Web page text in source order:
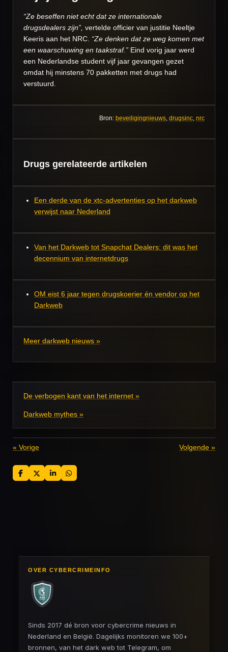
“Ze beseffen niet echt dat ze internationale
drugsdealers zijn”, vertelde officier van justitie Neeltje
Keeris aan het NRC. “Ze denken dat ze weg komen met
een waarschuwing en taakstraf.” Eind vorig jaar werd
een Nederlandse student vijf jaar gevangen gezet
omdat hij minstens 70 pakketten met drugs had
verstuurd.
Bron: beveiligingnieuws drugsinc nrc
Drugs gerelateerde artikelen
Een derde van de xtc-advertenties op het darkweb
verwijst naar Nederland
Van het Darkweb tot Snapchat Dealers: dit was het
decennium van internetdrugs
OM eist 6 jaar tegen drugskoerier én vendor op het
Darkweb
Meer darkweb nieuws »
De verbogen kant van het internet »
Darkweb mythes »
« Vorige Volgende »
D
e
D
e
S
h
D
e
OVER CYBERCRIMEINFO
Sinds 2017 dé bron voor cybercrime nieuws in
Nederland en België. Dagelijks monitoren we 100+
bronnen, van het dark web tot Telegram, om